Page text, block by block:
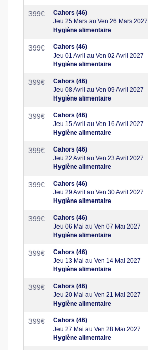
399€
Cahors (46)
Jeu 25 Mars au Ven 26 Mars 2027
Hygiène alimentaire
399€
Cahors (46)
Jeu 01 Avril au Ven 02 Avril 2027
Hygiène alimentaire
399€
Cahors (46)
Jeu 08 Avril au Ven 09 Avril 2027
Hygiène alimentaire
399€
Cahors (46)
Jeu 15 Avril au Ven 16 Avril 2027
Hygiène alimentaire
399€
Cahors (46)
Jeu 22 Avril au Ven 23 Avril 2027
Hygiène alimentaire
399€
Cahors (46)
Jeu 29 Avril au Ven 30 Avril 2027
Hygiène alimentaire
399€
Cahors (46)
Jeu 06 Mai au Ven 07 Mai 2027
Hygiène alimentaire
399€
Cahors (46)
Jeu 13 Mai au Ven 14 Mai 2027
Hygiène alimentaire
399€
Cahors (46)
Jeu 20 Mai au Ven 21 Mai 2027
Hygiène alimentaire
399€
Cahors (46)
Jeu 27 Mai au Ven 28 Mai 2027
Hygiène alimentaire